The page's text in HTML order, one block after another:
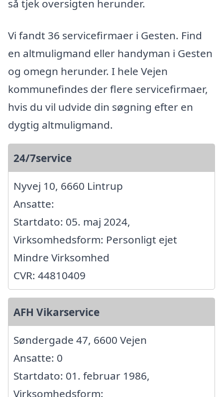
så tjek oversigten herunder.
Vi fandt 36 servicefirmaer i Gesten. Find
en altmuligmand eller handyman i Gesten
og omegn herunder. I hele Vejen
kommunefindes der flere servicefirmaer,
hvis du vil udvide din søgning efter en
dygtig altmuligmand.
24/7service
Nyvej 10, 6660 Lintrup
Ansatte:
Startdato: 05. maj 2024,
Virksomhedsform: Personligt ejet
Mindre Virksomhed
CVR: 44810409
AFH Vikarservice
Søndergade 47, 6600 Vejen
Ansatte: 0
Startdato: 01. februar 1986,
Virksomhedsform: